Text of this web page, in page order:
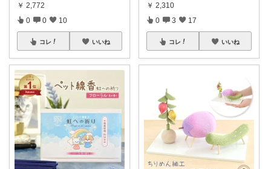
￥ 2,772
0 0 10
コレ いいね
￥ 2,310
0 3 17
コレ いいね